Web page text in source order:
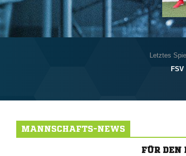
Letztes
MANNSCHAFTS-NEWS
FÜR DEN